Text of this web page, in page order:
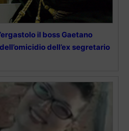
il boss Gaetano
dell’ex segretario